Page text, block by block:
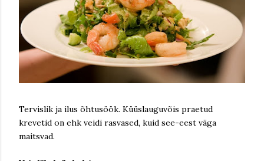
Tervislik ja ilus õhtusöök. Küüslauguvõis praetud
krevetid on ehk veidi rasvased, kuid see-eest väga
maitsvad.